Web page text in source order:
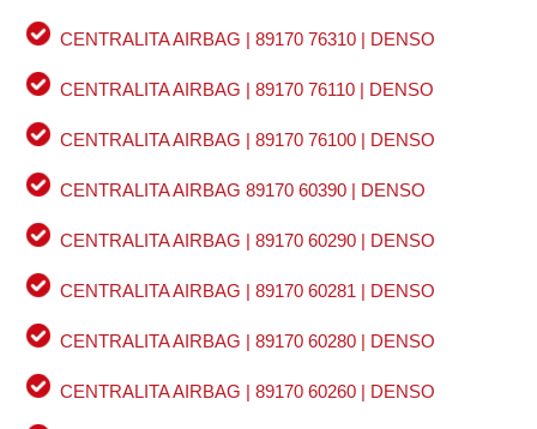
CENTRALITA AIRBAG | 89170 76310 | DENSO
CENTRALITA AIRBAG | 89170 76110 | DENSO
CENTRALITA AIRBAG | 89170 76100 | DENSO
CENTRALITA AIRBAG 89170 60390 | DENSO
CENTRALITA AIRBAG | 89170 60290 | DENSO
CENTRALITA AIRBAG | 89170 60281 | DENSO
CENTRALITA AIRBAG | 89170 60280 | DENSO
CENTRALITA AIRBAG | 89170 60260 | DENSO